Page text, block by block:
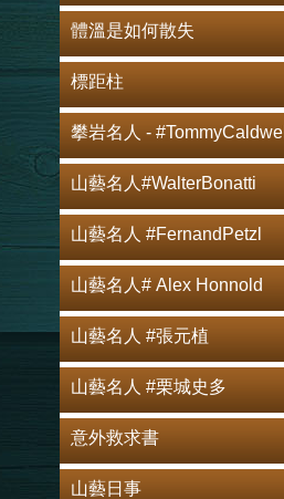
體溫是如何散失
標距柱
攀岩名人 - #TommyCaldwell
山藝名人#WalterBonatti
山藝名人 #FernandPetzl
山藝名人# Alex Honnold
山藝名人 #張元植
山藝名人 #栗城史多
意外救求書
山藝日事